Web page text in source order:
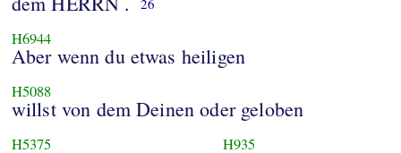
26
H6944
Aber wenn du etwas heiligen
H5088
willst von dem Deinen oder geloben
H5375 H935